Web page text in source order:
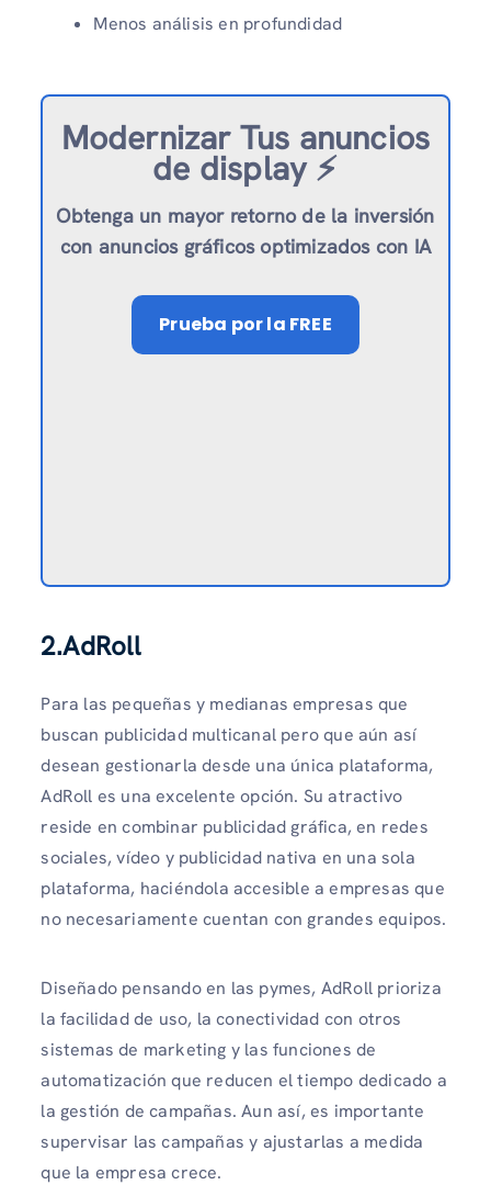
Menos análisis en profundidad
Modernizar Tus anuncios
de display ⚡️
Obtenga un mayor retorno de la inversión
con anuncios gráficos optimizados con IA
Prueba por la FREE
2.AdRoll
Para las pequeñas y medianas empresas que
buscan publicidad multicanal pero que aún así
desean gestionarla desde una única plataforma,
AdRoll es una excelente opción. Su atractivo
reside en combinar publicidad gráfica, en redes
sociales, vídeo y publicidad nativa en una sola
plataforma, haciéndola accesible a empresas que
no necesariamente cuentan con grandes equipos.
Diseñado pensando en las pymes, AdRoll prioriza
la facilidad de uso, la conectividad con otros
sistemas de marketing y las funciones de
automatización que reducen el tiempo dedicado a
la gestión de campañas. Aun así, es importante
supervisar las campañas y ajustarlas a medida
que la empresa crece.